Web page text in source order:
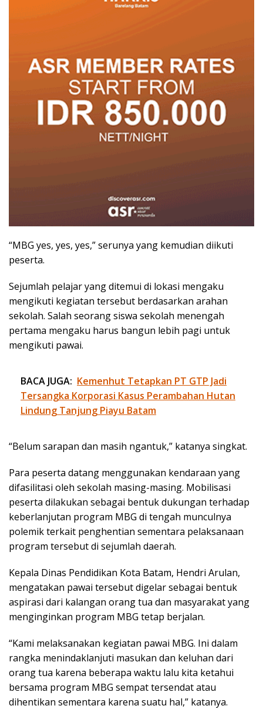
“MBG yes, yes, yes,” serunya yang kemudian diikuti
peserta.
Sejumlah pelajar yang ditemui di lokasi mengaku
mengikuti kegiatan tersebut berdasarkan arahan
sekolah. Salah seorang siswa sekolah menengah
pertama mengaku harus bangun lebih pagi untuk
mengikuti pawai.
BACA JUGA: Kemenhut Tetapkan PT GTP Jadi
Tersangka Korporasi Kasus Perambahan Hutan
Lindung Tanjung Piayu Batam
“Belum sarapan dan masih ngantuk,” katanya singkat.
Para peserta datang menggunakan kendaraan yang
difasilitasi oleh sekolah masing-masing. Mobilisasi
peserta dilakukan sebagai bentuk dukungan terhadap
keberlanjutan program MBG di tengah munculnya
polemik terkait penghentian sementara pelaksanaan
program tersebut di sejumlah daerah.
Kepala Dinas Pendidikan Kota Batam, Hendri Arulan,
mengatakan pawai tersebut digelar sebagai bentuk
aspirasi dari kalangan orang tua dan masyarakat yang
menginginkan program MBG tetap berjalan.
“Kami melaksanakan kegiatan pawai MBG. Ini dalam
rangka menindaklanjuti masukan dan keluhan dari
orang tua karena beberapa waktu lalu kita ketahui
bersama program MBG sempat tersendat atau
dihentikan sementara karena suatu hal,” katanya.